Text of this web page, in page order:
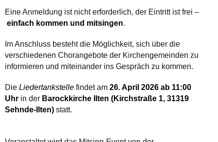
Eine Anmeldung ist nicht erforderlich, der Eintritt ist frei –
einfach kommen und mitsingen.
Im Anschluss besteht die Möglichkeit, sich über die
verschiedenen Chorangebote der Kirchengemeinden zu
informieren und miteinander ins Gespräch zu kommen.
Die Liedertankstelle findet am 26. April 2026 ab 11:00
Uhr in der Barockkirche Ilten (Kirchstraße 1, 31319
Sehnde-Ilten) statt.